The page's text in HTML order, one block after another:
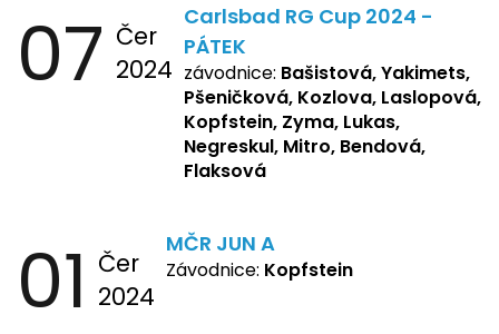
Žbánková, Bašistová Beáta,
Yakimets, Pšeničková Vanesa,
Kozlova Nelly, Laslopová B.,
Kopfstein, Lukas, Negreskul ,
Mitro, Bendová, Flaksová
07 Čer
2024
Carlsbad RG Cup 2024 -
PÁTEK
závodnice: Bašistová, Yakimets,
Pšeničková, Kozlova, Laslopová,
Kopfstein, Zyma, Lukas,
Negreskul, Mitro, Bendová,
Flaksová
01 Čer
2024
MČR JUN A
Závodnice: Kopfstein